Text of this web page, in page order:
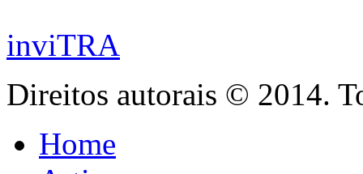
inviTRA
Direitos autorais © 2014.
Home